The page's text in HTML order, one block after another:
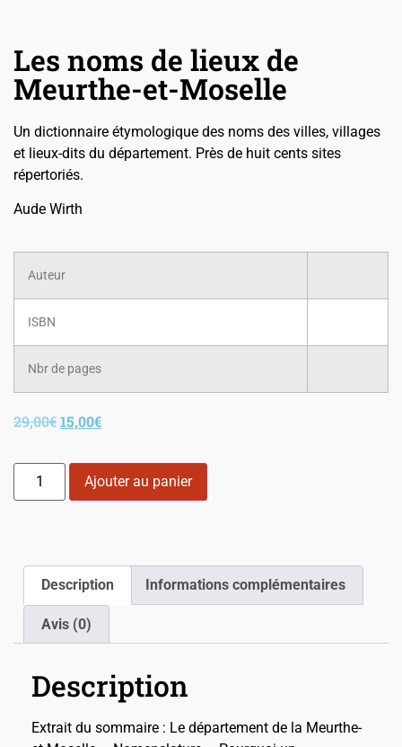
Les noms de lieux de
Meurthe-et-Moselle
Un dictionnaire étymologique des noms des villes, villages
et lieux-dits du département. Près de huit cents sites
répertoriés.
Aude Wirth
Auteur
ISBN
Nbr de pages
29,00€15,00€
Ajouter au panier
Description Informations complémentaires
Avis (0)
Description
Extrait du sommaire : Le département de la Meurthe-